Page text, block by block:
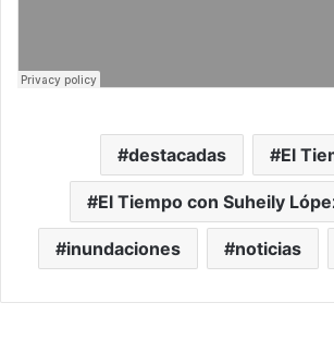
destacadas El
El Tiempo con Suheily
inundaciones noticias